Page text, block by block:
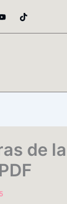
Y
o
t
T
i
t
de